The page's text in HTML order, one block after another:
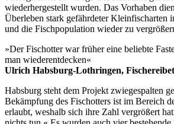
wiederhergestellt wurden. Das Vorhaben
Überleben stark gefährdeter Kleinfischarten
und die Fischpopulation wieder zu
»Der Fischotter war früher eine beliebte
man wiederentdecken«
Ulrich Habsburg-Lothringen,
Habsburg steht dem Projekt zwiegespalten
Bekämpfung des Fischotters ist im Bereich
erlaubt, weshalb sich ihre Zahl vergrößert